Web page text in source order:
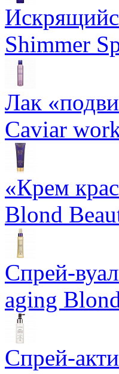
Shimmer
Лак
Caviar
«Крем
Blond
Спрей-
aging
Спрей-